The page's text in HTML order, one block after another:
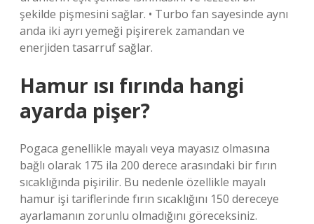
şekilde pişmesini sağlar. • Turbo fan sayesinde aynı
anda iki ayrı yemeği pişirerek zamandan ve
enerjiden tasarruf sağlar.
Hamur ısı fırında hangi
ayarda pişer?
Pogaca genellikle mayalı veya mayasız olmasına
bağlı olarak 175 ila 200 derece arasındaki bir fırın
sıcaklığında pişirilir. Bu nedenle özellikle mayalı
hamur işi tariflerinde fırın sıcaklığını 150 dereceye
ayarlamanın zorunlu olmadığını göreceksiniz.